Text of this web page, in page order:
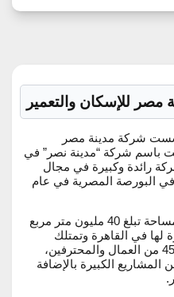
للإسكان والتعمير
شركة مدينة مصر
باسم شركة “مدينة نصر” في
شركة رائدة وكبيرة في مجال
البورصة المصرية في عام
تم الإطلاق الأول للشركة لتطوير مساحة تبلغ 40 مليون متر مربع
لها في القاهرة وتمتلك
الشركة فريق كبير مؤهل يتجاوز 450 من العمال والمحترفين،
الكبيرة بالإضافة